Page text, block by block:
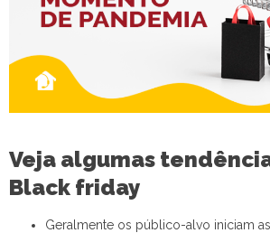
Veja algumas
Black friday
Geralmente os público-alvo iniciam